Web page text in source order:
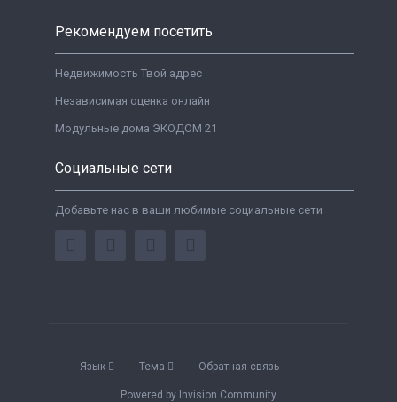
Рекомендуем посетить
Недвижимость Твой адрес
Независимая оценка онлайн
Модульные дома ЭКОДОМ 21
Социальные сети
Добавьте нас в ваши любимые социальные сети
Язык Тема Обратная связь
Powered by Invision Community